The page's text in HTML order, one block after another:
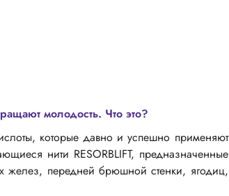
молодость. Что это?
которые давно и успешно применяют
нити RESORBLIFT, предназначенные
желез, передней брюшной стенки, ягодиц,